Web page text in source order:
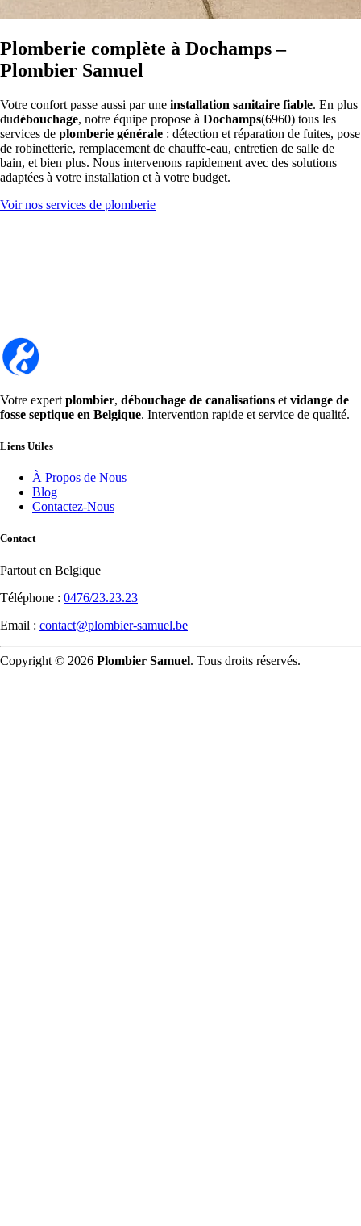
Plomberie complète à Dochamps –
Plombier Samuel
Votre confort passe aussi par une installation sanitaire fiable. En plus
dudébouchage, notre équipe propose à Dochamps(6960) tous les
services de plomberie générale : détection et réparation de fuites, pose
de robinetterie, remplacement de chauffe-eau, entretien de salle de
bain, et bien plus. Nous intervenons rapidement avec des solutions
adaptées à votre installation et à votre budget.
Voir nos services de plomberie
Votre expert plombier, débouchage de canalisations et vidange de
fosse septique en Belgique. Intervention rapide et service de qualité.
Liens Utiles
À Propos de Nous
Blog
Contactez-Nous
Contact
Partout en Belgique
Téléphone : 0476/23.23.23
Email : contact@plombier-samuel.be
Copyright © 2026 Plombier Samuel. Tous droits réservés.